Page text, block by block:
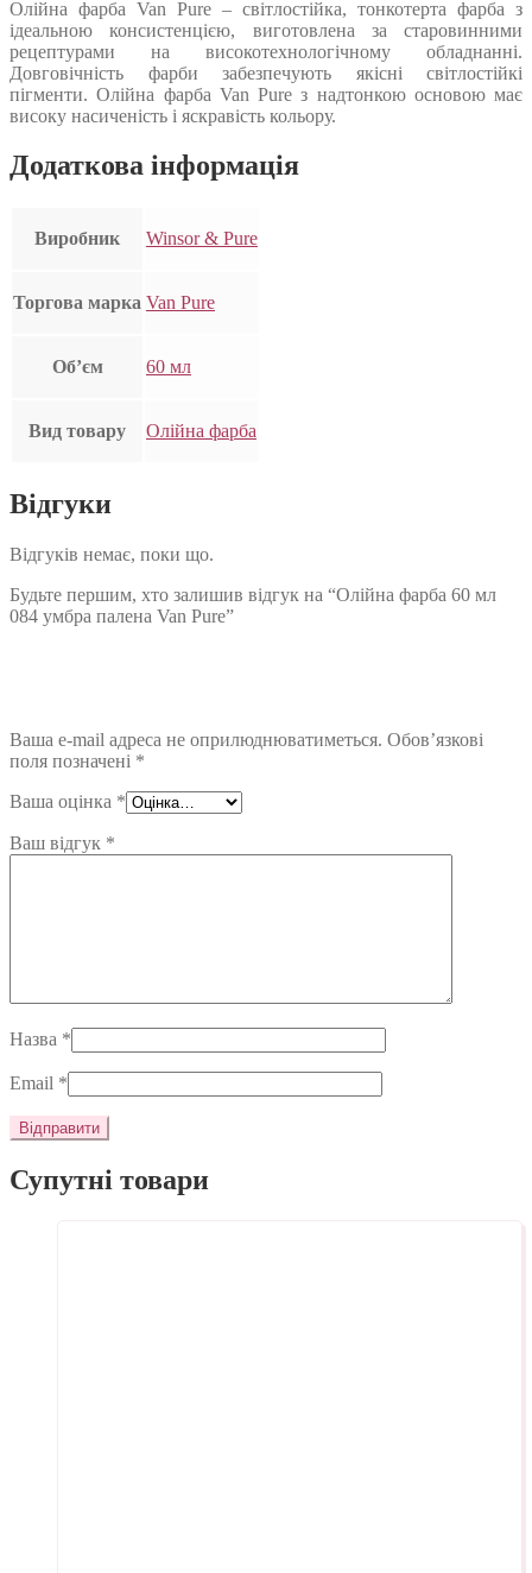
Олійна фарба Van Pure – світлостійка, тонкотерта фарба з
ідеальною консистенцією, виготовлена за старовинними
рецептурами на високотехнологічному обладнанні.
Довговічність фарби забезпечують якісні світлостійкі
пігменти. Олійна фарба Van Pure з надтонкою основою має
високу насиченість і яскравість кольору.
Додаткова інформація
Виробник Winsor & Pure
Торгова марка Van Pure
Об’єм 60 мл
Вид товару Олійна фарба
Відгуки
Відгуків немає, поки що.
Будьте першим, хто залишив відгук на “Олійна фарба 60 мл
084 умбра палена Van Pure”
Ваша e-mail адреса не оприлюднюватиметься. Обов’язкові
поля позначені *
Ваша оцінка *
Ваш відгук *
Назва *
Email *
Супутні товари